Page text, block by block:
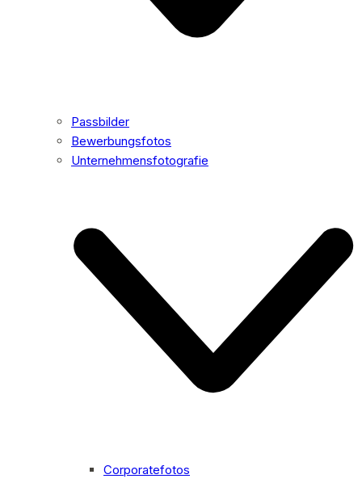
Passbilder
Bewerbungsfotos
Unternehmensfotografie
Corporatefotos